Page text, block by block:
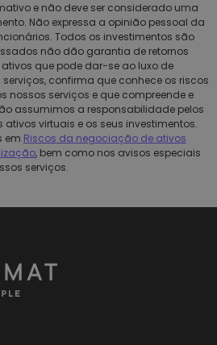
e não deve ser considerado uma
Não expressa a opinião pessoal da
Todos os investimentos são
não dão garantia de retornos
que pode dar-se ao luxo de
serviços, confirma que conhece os riscos
nossos serviços e que compreende e
assumimos a responsabilidade pelos
virtuais e os seus investimentos.
em Riscos da negociação de ativos
, bem como nos avisos especiais
serviços.